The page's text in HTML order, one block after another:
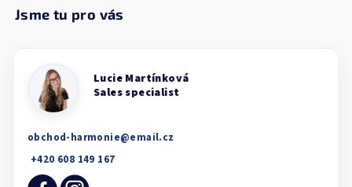
obchod-harmonie@email.cz